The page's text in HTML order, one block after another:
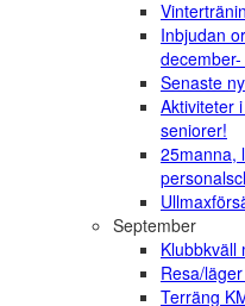
Inbjudan
Senaste
Aktiviteter
seniorer!
25manna,
September
Klubbkväll
Resa/
Terräng